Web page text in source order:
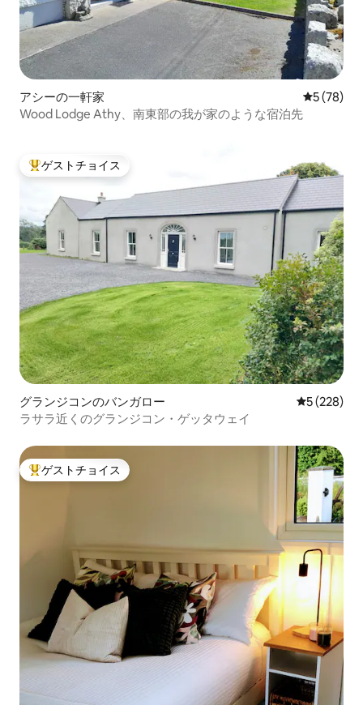
アシーの一軒家 レビュー
5 (78)
Wood Lodge Athy、南東部の我が家のような宿泊先
大好評のゲストチョイスです。
ゲストチョイス
グランジコンのバンガロー レビュー
5 (228)
ラサラ近くのグランジコン・ゲッタウェイ
大好評のゲストチョイスです。
ゲストチョイス